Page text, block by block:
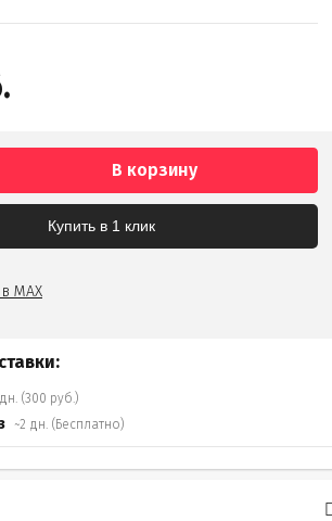
В корзину
Купить в 1 клик
MAX
(300 руб.)
~2 дн. (Бесплатно)